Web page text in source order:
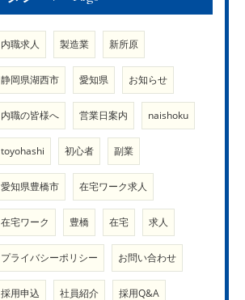
内職求人 製造業 新所原
静岡県湖西市 愛知県 お知らせ
内職の皆様へ 営業日案内 naishoku
toyohashi 初心者 副業
愛知県豊橋市 在宅ワーク求人
在宅ワーク 豊橋 在宅 求人
プライバシーポリシー お問い合わせ
採用申込 社員紹介 採用Q&A